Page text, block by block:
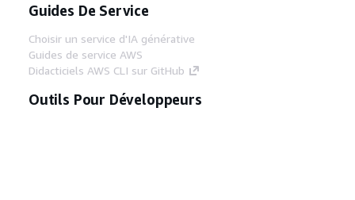
Guides De Service
Choisir un service d'IA générative
Guides de service AWS
Didacticiels AWS CLI sur GitHub
Outils Pour Développeurs